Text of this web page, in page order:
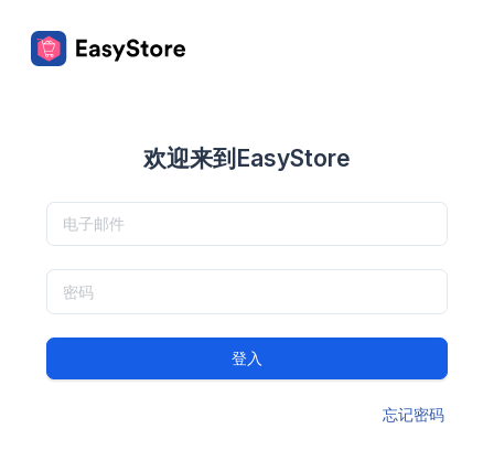
欢迎来到EasyStore
登入
忘记密码